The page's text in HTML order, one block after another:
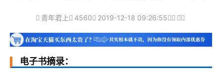
青年君上 4560 2019-12-18 09:26:55
电子书摘录：